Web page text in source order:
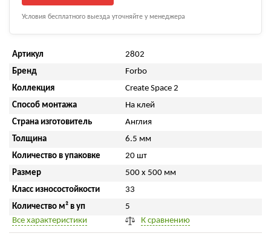
Условия бесплатного выезда уточняйте у менеджера
Артикул
2802
Бренд
Forbo
Коллекция
Create Space 2
Способ монтажа
На клей
Страна изготовитель
Англия
Толщина
6.5 мм
Количество в упаковке
20 шт
Размер
500 x 500 мм
Класс износостойкости
33
Количество м² в уп
5
Все характеристики
К сравнению